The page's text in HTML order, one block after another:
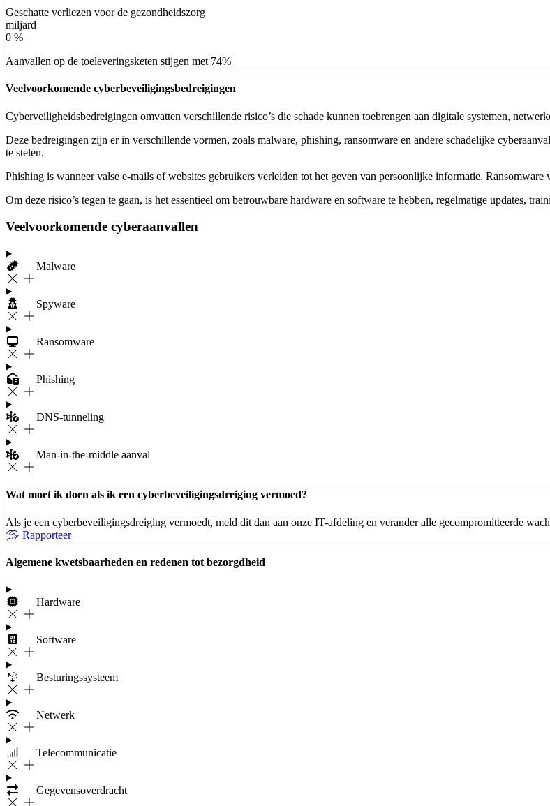
Geschatte verliezen voor de gezondheidszorg
miljard
0 %
Aanvallen op de toeleveringsketen stijgen met 74%
Veelvoorkomende cyberbeveiligingsbedreigingen
Cyberveiligheidsbedreigingen omvatten verschillende risico’s die schade kunnen toebrengen aan digitale systemen,
Deze bedreigingen zijn er in verschillende vormen, zoals malware, phishing, ransomware en andere schadelijke
te stelen.
Phishing is wanneer valse e-mails of websites gebruikers verleiden tot het geven van persoonlijke informatie. Ransomware
Om deze risico’s tegen te gaan, is het essentieel om betrouwbare hardware en software te hebben, regelmatige updates,
Veelvoorkomende cyberaanvallen
Malware
Spyware
Ransomware
Phishing
DNS-tunneling
Man-in-the-middle aanval
Wat moet ik doen als ik een cyberbeveiligingsdreiging vermoed?
Als je een cyberbeveiligingsdreiging vermoedt, meld dit dan aan onze IT-afdeling en verander alle gecompromitteerde
Rapporteer
Algemene kwetsbaarheden en redenen tot bezorgdheid
Hardware
Software
Besturingssysteem
Netwerk
Telecommunicatie
Gegevensoverdracht